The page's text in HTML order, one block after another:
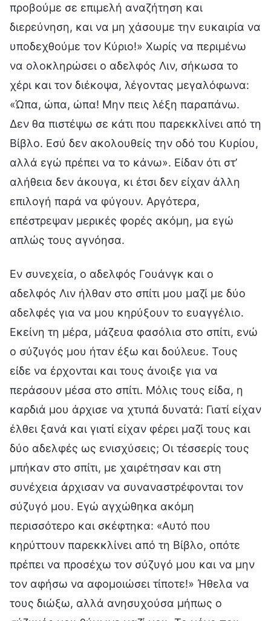
προβούμε σε επιμελή αναζήτηση και
διερεύνηση, και να μη χάσουμε την ευκαιρία να
υποδεχθούμε τον Κύριο!» Χωρίς να περιμένω
να ολοκληρώσει ο αδελφός Λιν, σήκωσα το
χέρι και τον διέκοψα, λέγοντας μεγαλόφωνα:
«Ώπα, ώπα, ώπα! Μην πεις λέξη παραπάνω.
Δεν θα πιστέψω σε κάτι που παρεκκλίνει από τη
Βίβλο. Εσύ δεν ακολουθείς την οδό του Κυρίου,
αλλά εγώ πρέπει να το κάνω». Είδαν ότι στ’
αλήθεια δεν άκουγα, κι έτσι δεν είχαν άλλη
επιλογή παρά να φύγουν. Αργότερα,
επέστρεψαν μερικές φορές ακόμη, μα εγώ
απλώς τους αγνόησα.
Εν συνεχεία, ο αδελφός Γουάνγκ και ο
αδελφός Λιν ήλθαν στο σπίτι μου μαζί με δύο
αδελφές για να μου κηρύξουν το ευαγγέλιο.
Εκείνη τη μέρα, μάζευα φασόλια στο σπίτι, ενώ
ο σύζυγός μου ήταν έξω και δούλευε. Τους
είδε να έρχονται και τους άνοιξε για να
περάσουν μέσα στο σπίτι. Μόλις τους είδα, η
καρδιά μου άρχισε να χτυπά δυνατά: Γιατί είχαν
έλθει ξανά και γιατί είχαν φέρει μαζί τους και
δύο αδελφές ως ενισχύσεις; Οι τέσσερίς τους
μπήκαν στο σπίτι, με χαιρέτησαν και στη
συνέχεια άρχισαν να συναναστρέφονται τον
σύζυγό μου. Εγώ αγχώθηκα ακόμη
περισσότερο και σκέφτηκα: «Αυτό που
κηρύττουν παρεκκλίνει από τη Βίβλο, οπότε
πρέπει να προσέχω τον σύζυγό μου και να μην
τον αφήσω να αφομοιώσει τίποτε!» Ήθελα να
τους διώξω, αλλά ανησυχούσα μήπως ο